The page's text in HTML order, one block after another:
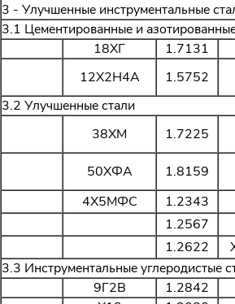
3 - Улучшенные инструментальные
3.1 Цементированные и
18ХГ
1.7131
12Х2Н4А
1.5752
3.2 Улучшенные стали
38ХМ
1.7225
50ХФА
1.8159
4Х5МФС
1.2343
1.2567
1.2622
3.3 Инструментальные углеродистые
9Г2В
1.2842